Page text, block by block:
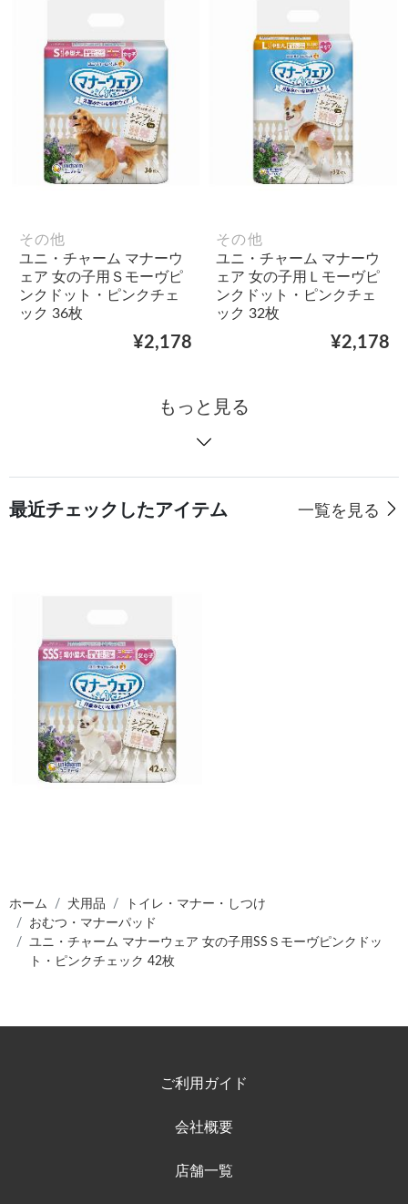
その他
ユニ・チャーム マナーウ
ェア 女の子用Ｓモーヴピ
ンクドット・ピンクチェ
ック 36枚
¥2,178
その他
ユニ・チャーム マナーウ
ェア 女の子用Ｌモーヴピ
ンクドット・ピンクチェ
ック 32枚
¥2,178
もっと見る
最近チェックしたアイテム 一覧を見る
ホーム 犬用品
トイレ・マナー・しつけ
おむつ・マナーパッド
ユニ・チャーム マナーウェア 女の子用SSＳモーヴピンクドッ
ト・ピンクチェック 42枚
ご利用ガイド
会社概要
店舗一覧